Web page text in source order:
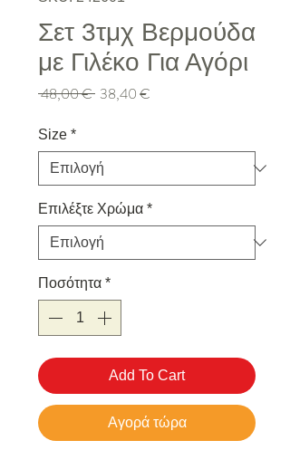
Σετ 3τμχ Βερμούδα
με Γιλέκο Για Αγόρι
48,00 € Κανονική τιμή
38,40 €
Size *
Επιλέξτε Χρώμα *
Ποσότητα *
Add To Cart
Αγορά τώρα